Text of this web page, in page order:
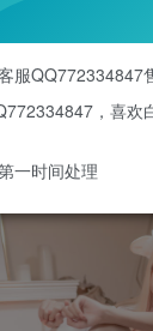
服QQ772334847
，喜欢
一时间处理